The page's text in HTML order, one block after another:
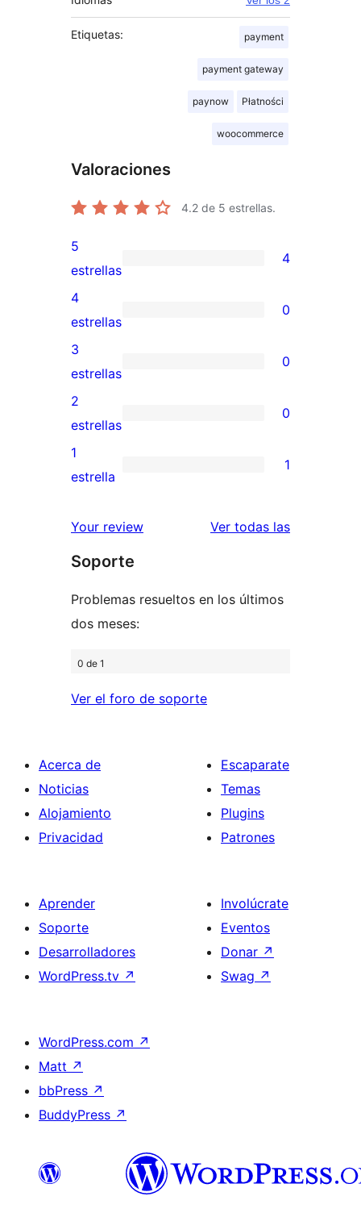
Etiquetas: payment
payment gateway
paynow Płatności
woocommerce
Valoraciones
4.2 de 5 estrellas.
4
valoraciones
de
5
estrellas
5
estrellas
4
0
valoraciones
de
4
estrellas
4
estrellas
0
0
valoraciones
de
3
estrellas
3
estrellas
0
0
valoraciones
de
estrellas
2
estrellas
0
1
de
estrellas
1
estrella
1
Your review Ver todas las
Soporte
Problemas resueltos en los últimos
dos meses:
0 de 1
Ver el foro de soporte
Acerca de
Noticias
Alojamiento
Privacidad
Escaparate
Temas
Plugins
Patrones
Aprender
Soporte
Desarrolladores
WordPress.tv ↗
Involúcrate
Eventos
Donar ↗
Swag ↗
WordPress.com ↗
Matt ↗
bbPress ↗
BuddyPress ↗